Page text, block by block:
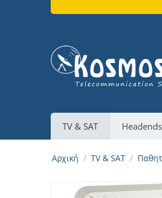
TV & SAT Headends
Αρχική / TV & SAT /